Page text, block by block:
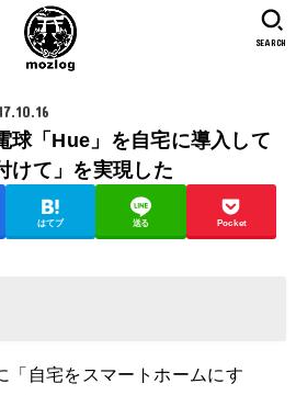
SEARCH
「Hue」を自宅に導入して
けて」を実現した
はてブ 送る Pocket
「自宅をスマートホームにす